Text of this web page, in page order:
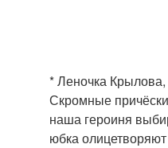
* Леночка
Скромные
наша героиня
юбка